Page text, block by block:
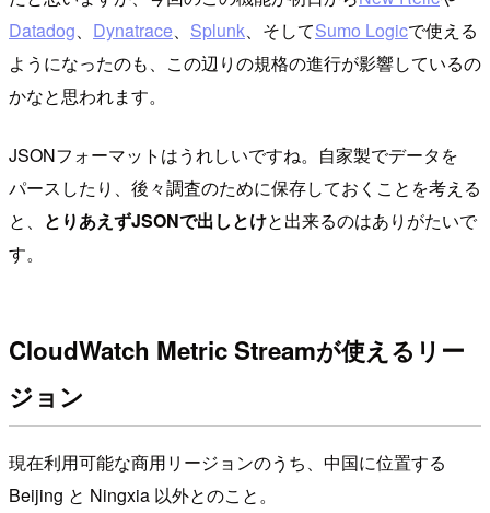
Datadog、 Dynatrace、 Splunk、そしてSumo Logicで使える
ようになったのも、この辺りの規格の進行が影響しているの
かなと思われます。
JSONフォーマットはうれしいですね。自家製でデータを
パースしたり、後々調査のために保存しておくことを考える
と、 とりあえずJSONで出しとけと出来るのはありがたいで
す。
CloudWatch Metric Streamが使えるリー
ジョン
現在利用可能な商用リージョンのうち、中国に位置する
Beijing と Ningxia 以外とのこと。